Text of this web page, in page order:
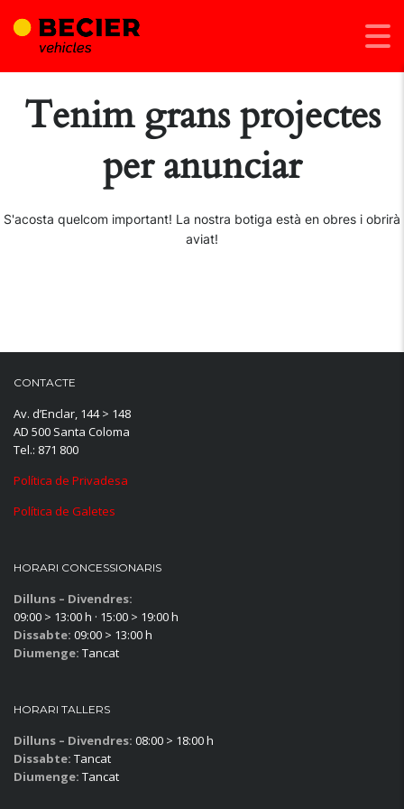
Tenim grans projectes
per anunciar
S'acosta quelcom important! La nostra botiga està en obres i obrirà
aviat!
CONTACTE
Av. d’Enclar, 144 > 148
AD 500 Santa Coloma
Tel.: 871 800
Política de Privadesa
Política de Galetes
HORARI CONCESSIONARIS
Dilluns – Divendres:
09:00 > 13:00 h · 15:00 > 19:00 h
Dissabte: 09:00 > 13:00 h
Diumenge: Tancat
HORARI TALLERS
Dilluns – Divendres: 08:00 > 18:00 h
Dissabte: Tancat
Diumenge: Tancat